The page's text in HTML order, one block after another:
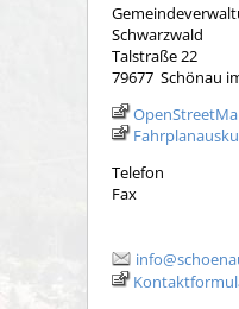
Schwarzwald
Talstraße 22
79677 Schönau
Telefon
Fax